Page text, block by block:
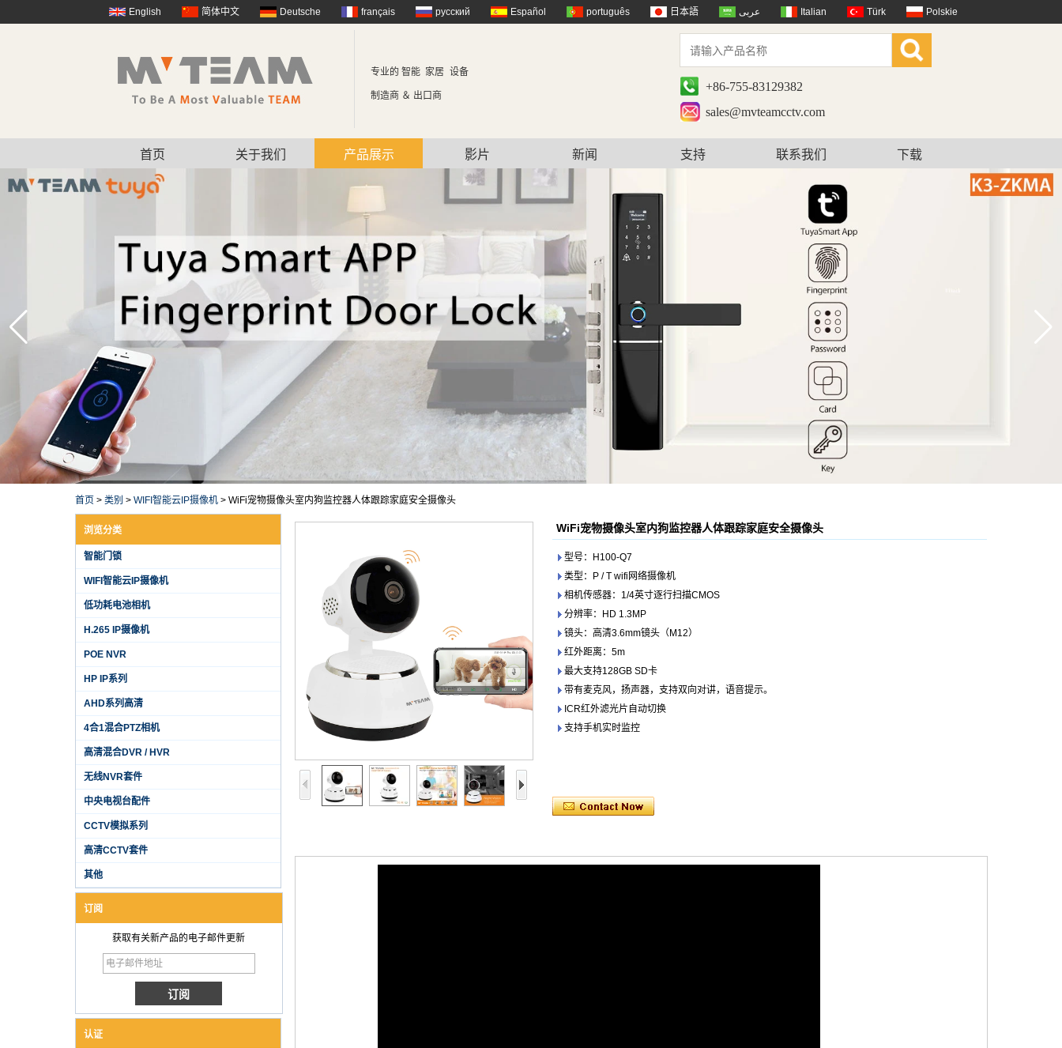
English 简体中文 Deutsche français русский Español português 日本語 عربى Italian Türk Polskie
专业的 智能 家居 设备
制造商 ＆ 出口商
+86-755-83129382
sales@mvteamcctv.com
首页 关于我们 产品展示 影片 新闻 支持 联系我们 下载
首页 > 类别 > WIFI智能云IP摄像机> WiFi宠物摄像头室内狗监控器人体跟踪家庭安全摄像头
浏览分类
智能门锁
WIFI智能云IP摄像机
低功耗电池相机
H.265 IP摄像机
POE NVR
HP IP系列
AHD系列高清
4合1混合PTZ相机
高清混合DVR / HVR
无线NVR套件
中央电视台配件
CCTV模拟系列
高清CCTV套件
其他
订阅
获取有关新产品的电子邮件更新
认证
WiFi宠物摄像头室内狗监控器人体跟踪家庭安全摄像头
型号：H100-Q7
类型：P / T wifi网络摄像机
相机传感器：1/4英寸逐行扫描CMOS
分辨率：HD 1.3MP
镜头：高清3.6mm镜头（M12）
红外距离：5m
最大支持128GB SD卡
带有麦克风，扬声器，支持双向对讲，语音提示。
ICR红外滤光片自动切换
支持手机实时监控